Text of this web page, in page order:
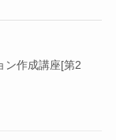
ン作成講座[第2